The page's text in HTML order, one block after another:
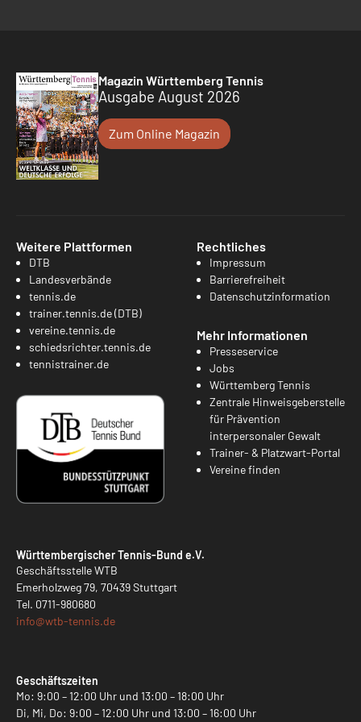
Magazin Württemberg Tennis
Ausgabe August 2026
Zum Online Magazin
Weitere Plattformen
DTB
Landesverbände
tennis.de
trainer.tennis.de (DTB)
vereine.tennis.de
schiedsrichter.tennis.de
tennistrainer.de
Rechtliches
Impressum
Barrierefreiheit
Datenschutzinformation
Mehr Informationen
Presseservice
Jobs
Württemberg Tennis
Zentrale Hinweisgeberstelle
für Prävention
interpersonaler Gewalt
Trainer- & Platzwart-Portal
Vereine finden
Württembergischer Tennis-Bund e.V.
Geschäftsstelle WTB
Emerholzweg 79, 70439 Stuttgart
Tel. 0711-980680
info@wtb-tennis.de
Geschäftszeiten
Mo: 9:00 – 12:00 Uhr und 13:00 – 18:00 Uhr
Di, Mi, Do: 9:00 – 12:00 Uhr und 13:00 – 16:00 Uhr